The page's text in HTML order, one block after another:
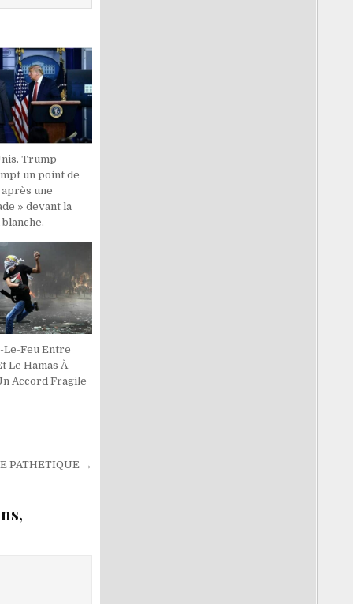
Trump
un point de
une
» devant la
Le-Feu Entre
Le Hamas À
Accord Fragile
PATHETIQUE →